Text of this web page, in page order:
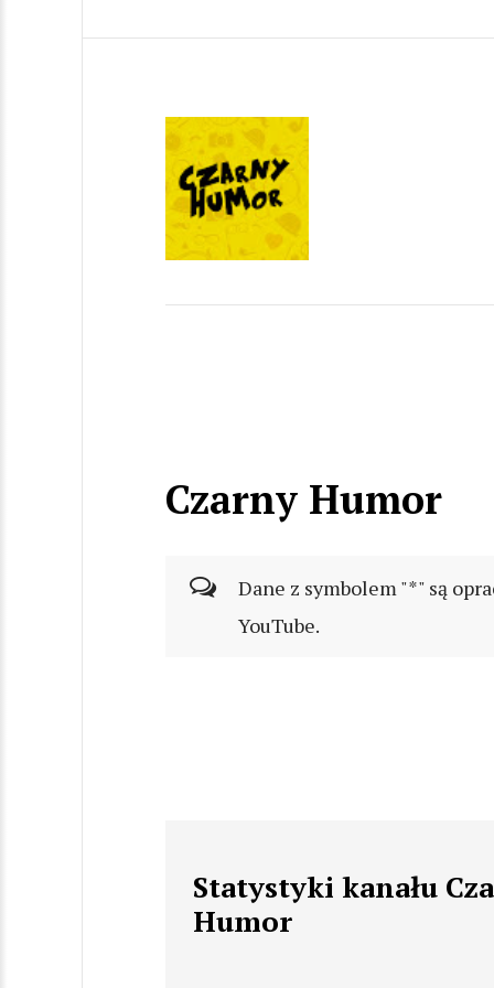
Czarny Humor
Dane z symbolem "*" są
YouTube.
Statystyki kanału
Humor